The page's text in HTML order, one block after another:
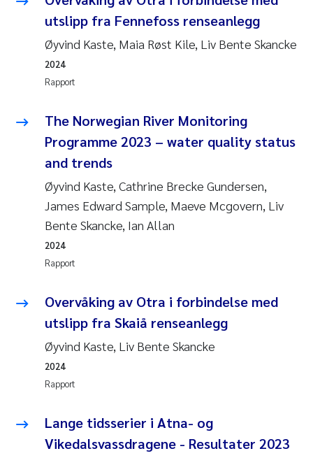
utslipp fra Fennefoss renseanlegg
Øyvind Kaste, Maia Røst Kile, Liv Bente Skancke
Rapport
2024
The Norwegian River Monitoring
Programme 2023 – water quality status
and trends
Øyvind Kaste, Cathrine Brecke Gundersen,
James Edward Sample, Maeve Mcgovern, Liv
Bente Skancke, Ian Allan
Rapport
2024
Overvåking av Otra i forbindelse med
utslipp fra Skaiå renseanlegg
Øyvind Kaste, Liv Bente Skancke
Rapport
2024
Lange tidsserier i Atna- og
Vikedalsvassdragene - Resultater 2023